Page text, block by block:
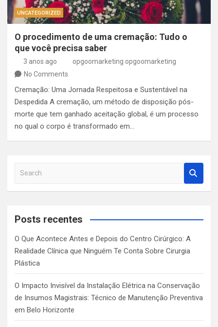
UNCATEGORIZED
O procedimento de uma cremação: Tudo o
que você precisa saber
3 anos ago
opgoomarketing opgoomarketing
No Comments
Cremação: Uma Jornada Respeitosa e Sustentável na
Despedida A cremação, um método de disposição pós-
morte que tem ganhado aceitação global, é um processo
no qual o corpo é transformado em…
a
c
Posts recentes
O Que Acontece Antes e Depois do Centro Cirúrgico: A
Realidade Clínica que Ninguém Te Conta Sobre Cirurgia
Plástica
O Impacto Invisível da Instalação Elétrica na Conservação
de Insumos Magistrais: Técnico de Manutenção Preventiva
em Belo Horizonte